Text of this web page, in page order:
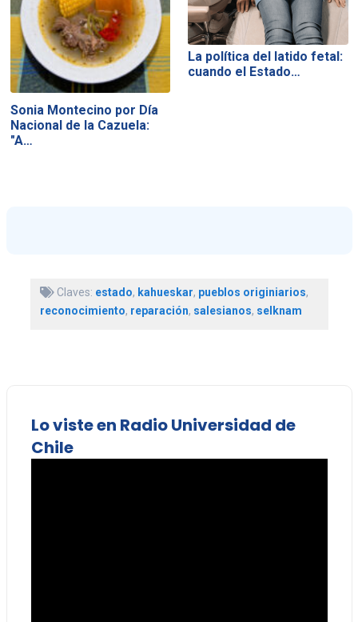
Sonia Montecino por Día
Nacional de la Cazuela:
"A…
La política del latido fetal:
cuando el Estado…
Claves: estado, kahueskar, pueblos originiarios,
reconocimiento, reparación, salesianos, selknam
Lo viste en Radio Universidad de
Chile